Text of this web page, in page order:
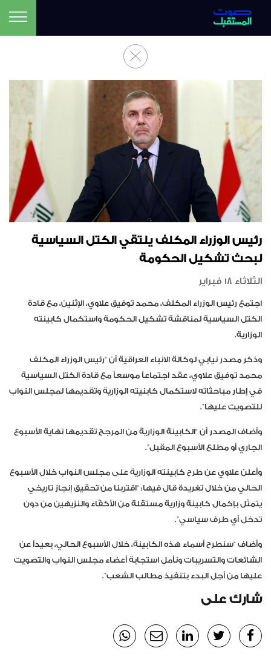
رئيس الوزراء المكلف يلتقي الكتل السياسية
لبحث تشكيل الحكومة
الثلاثاء 18 فبراير
اجتمع رئيس الوزراء المكلف، محمد توفيق علاوي، الإثنين، مع قادة
الكتل السياسية لمناقشة تشكيل الحكومة واستكمال كابينته
الوزارية.
وذكر مصدر نيابي لوكالة الانباء العراقية أن “رئيس الوزراء المكلف
محمد توفيق علاوي، عقد اجتماعاً موسعاً مع قادة الكتل السياسية
في إطار مباحثاته لاستكمال كابنيته الوزارية وتقديمها لمجلس النواب
للتصويت عليها”.
وأضاف المصدر أن “الكابينة الوزارية من المرجح تقديمها نهاية الأسبوع
الجاري أو مطلع الأسبوع المقبل”.
وأعلن علاوي عن طرح كابينته الوزارية على مجلس النواب خلال الأسبوع
الحالي من خلال تغريدة قال فيها: “اقتربنا من تحقيق إنجاز تاريخي
يتمثل بإكمال كابينة وزارية مستقلة من الأكفّاء والنزيهين من دون
تدخل أي طرف سياسي”.
وأضاف “سنطرح أسماء هذه الكابينة، خلال الأسبوع الحالي، بعيداً عن
الشائعات والتسريبات ونأمل استجابة أعضاء مجلس النواب والتصويت
عليها من أجل البدء بتنفيذ مطالب الشعب”.
شارك على